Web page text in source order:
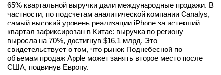
65% квартальной выручки дали международные продажи. В
частности, по подсчетам аналитической компании Canalys,
самый высокий уровень реализации iPhone за истекший
квартал зафиксирован в Китае: выручка по региону
выросла на 70%, достигнув $16,1 млрд. Это
свидетельствует о том, что рынок Поднебесной по
объемам продаж Apple может занять второе место после
США, подвинув Европу.